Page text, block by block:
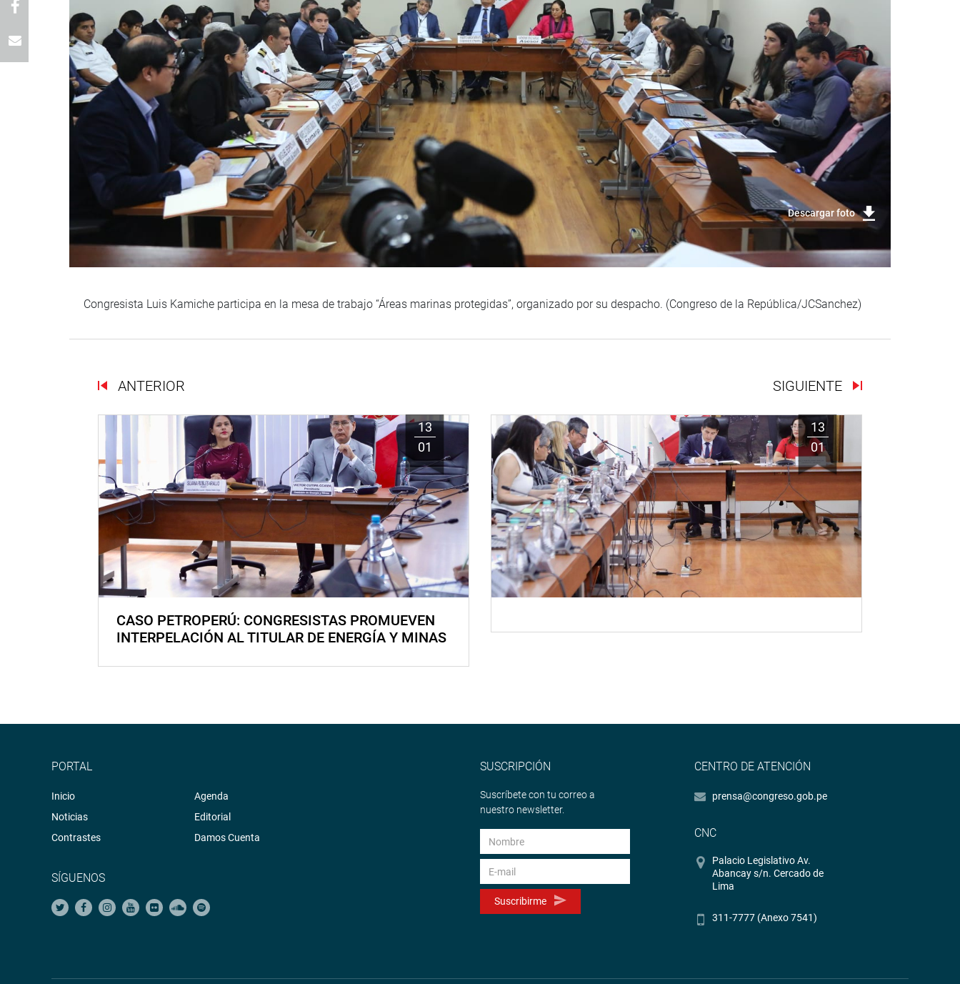
Descargar foto
Congresista Luis Kamiche participa en la mesa de trabajo “Áreas marinas protegidas”, organizado por su despacho. (Congreso de la República/JCSanchez)
ANTERIOR SIGUIENTE
13
01
CASO PETROPERÚ: CONGRESISTAS PROMUEVEN
INTERPELACIÓN AL TITULAR DE ENERGÍA Y MINAS
13
01
PORTAL
Inicio
Noticias
Contrastes
Agenda
Editorial
Damos Cuenta
SÍGUENOS
SUSCRIPCIÓN
Suscríbete con tu correo a
nuestro newsletter.
Suscribirme
CENTRO DE ATENCIÓN
prensa@congreso.gob.pe
CNC
Palacio Legislativo Av.
Abancay s/n. Cercado de
Lima
311-7777 (Anexo 7541)